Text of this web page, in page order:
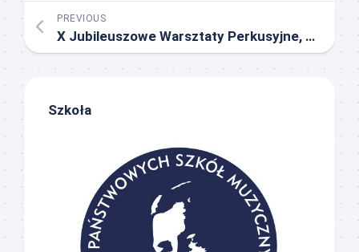
PREVIOUS
X Jubileuszowe Warsztaty Perkusyjne, Warszawa 2020” – NIE ODBĘDĄ SIĘ
Szkoła